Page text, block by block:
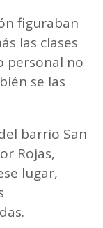
figuraban
las clases
personal no
se las
barrio San
Rojas,
lugar,